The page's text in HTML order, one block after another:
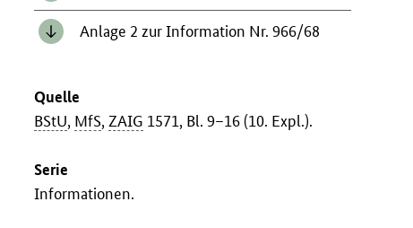
Anlage 2 zur Information Nr. 966/68
Quelle
BStU, MfS,ZAIG 1571, Bl. 9–16 (10. Expl.).
Serie
Informationen.